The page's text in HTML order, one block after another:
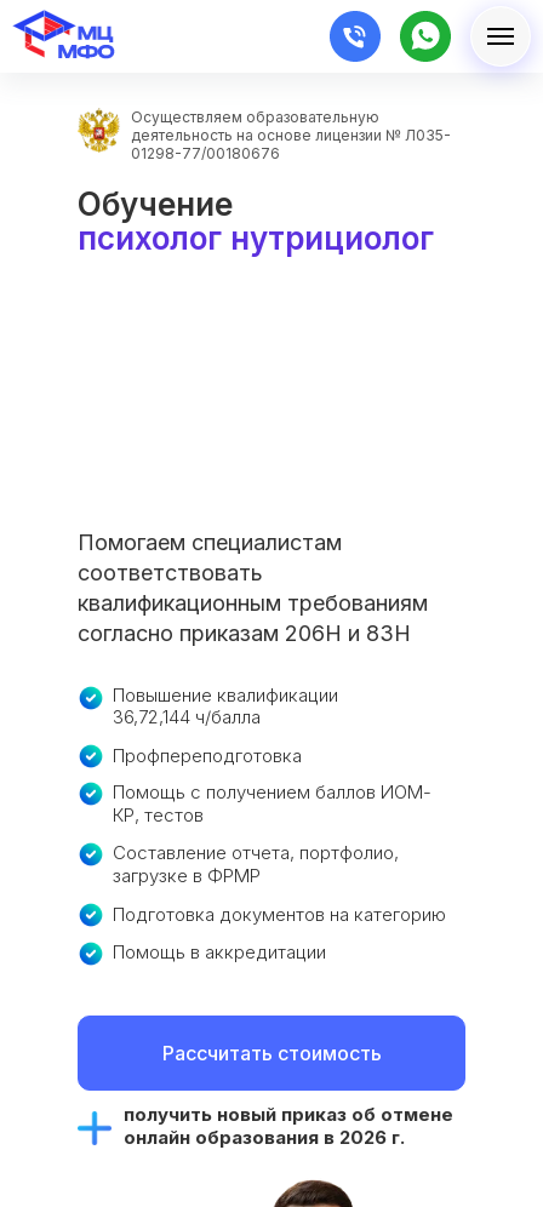
Помогаем специалистам
соответствовать
квалификационным требованиям
согласно приказам 206Н и 83Н
Рассчитать стоимость
Обучение
психолог нутрициолог
Повышение квалификации
36,72,144 ч/балла
Профпереподготовка
Помощь с получением баллов ИОМ-
КР, тестов
Подготовка документов на категорию
Составление отчета, портфолио,
загрузке в ФРМР
Помощь в аккредитации
получить новый приказ об отмене
онлайн образования в 2026 г.
Осуществляем образовательную
деятельность на основе лицензии № Л035-
01298-77/00180676